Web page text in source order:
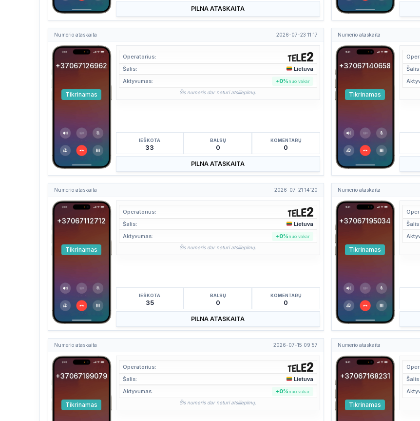
PILNA ATASKAITA
Numerio ataskaita 2026-07-23 11:17
+37067126962
Tikrinamas
Operatorius:
Šalis:
Lietuva
Aktyvumas:
+0%nuo vakar
Šis numeris dar neturi atsiliepimų.
IEŠKOTA
33
BALSŲ
0
KOMENTARŲ
0
PILNA ATASKAITA
Numerio ataskaita
+37067140658
Tikrinamas
Šalis:
Numerio ataskaita 2026-07-21 14:20
+37067112712
Tikrinamas
Operatorius:
Šalis:
Lietuva
Aktyvumas:
+0%nuo vakar
Šis numeris dar neturi atsiliepimų.
IEŠKOTA
35
BALSŲ
0
KOMENTARŲ
0
PILNA ATASKAITA
Numerio ataskaita
+37067195034
Tikrinamas
Šalis:
Numerio ataskaita 2026-07-15 09:57
+37067199079
Tikrinamas
Operatorius:
Šalis:
Lietuva
Aktyvumas:
+0%nuo vakar
Šis numeris dar neturi atsiliepimų.
Numerio ataskaita
+37067168231
Tikrinamas
Šalis: